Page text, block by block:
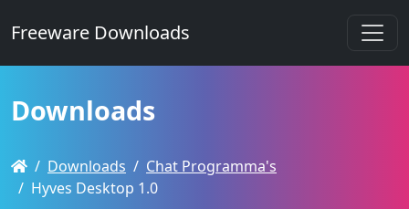
Freeware Downloads
Downloads
Downloads
Chat Programma's
Hyves Desktop 1.0